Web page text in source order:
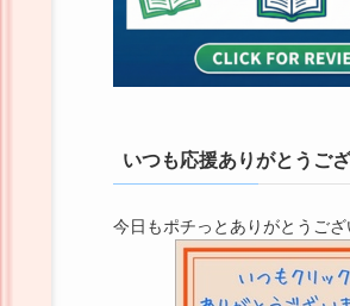
いつも応援ありがとうご
今日もポチっとありがとうござ